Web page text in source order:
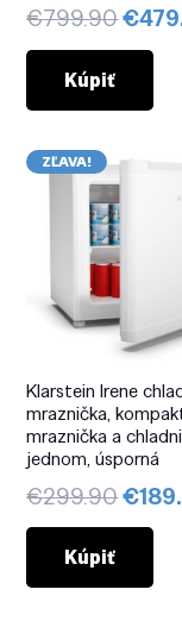
€799.90
cena
€
Kúpiť
ZĽAVA!
Klarstein Irene
mraznička,
mraznička a
jednom, úsporná
€299.90
cena
€
Kúpiť